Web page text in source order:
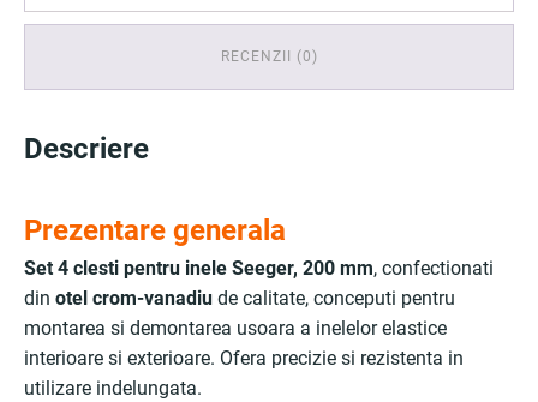
RECENZII (0)
Descriere
Prezentare generala
Set 4 clesti pentru inele Seeger, 200 mm, confectionati
din otel crom-vanadiu de calitate, conceputi pentru
montarea si demontarea usoara a inelelor elastice
interioare si exterioare. Ofera precizie si rezistenta in
utilizare indelungata.